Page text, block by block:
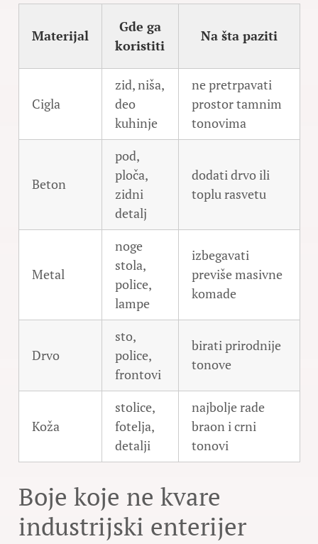
Materijal
Gde ga
koristiti
Na šta paziti
Cigla
zid, niša,
deo
kuhinje
ne pretrpavati
prostor tamnim
tonovima
Beton
pod,
ploča,
zidni
detalj
dodati drvo ili
toplu rasvetu
Metal
noge
stola,
police,
lampe
izbegavati
previše masivne
komade
Drvo
sto,
police,
frontovi
birati prirodnije
tonove
Koža
stolice,
fotelja,
detalji
najbolje rade
braon i crni
tonovi
Boje koje ne kvare
industrijski enterijer